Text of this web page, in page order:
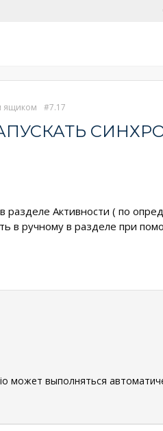
ящиком 7.17
Активности ( по
в ручному в разделе при
может выполняться